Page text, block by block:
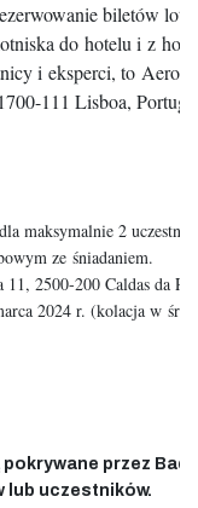
biletów
do hotelu i z
i eksperci, to
111 Lisboa,
maksymalnie 2
ze śniadaniem.
2500-200 Caldas da
2024 r. (kolacja w
przez
lub uczestników.